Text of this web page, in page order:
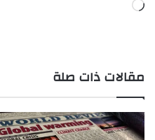
جاري
مقالات ذات صلة